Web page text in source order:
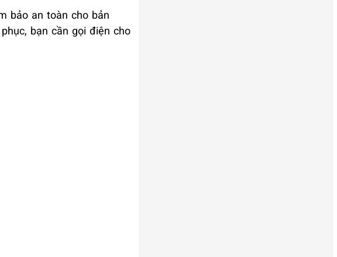
bảo an toàn cho bản
bạn cần gọi điện cho